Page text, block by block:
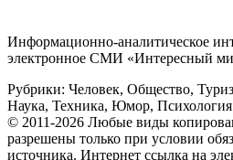
Информационно-аналитическое
электронное СМИ «Интересный
Рубрики: Человек, Общество,
Наука, Техника, Юмор, Психология
© 2011-2026 Любые виды
разрешены только при условии
источника. Интернет ссылка на